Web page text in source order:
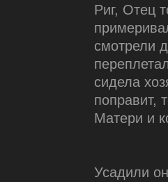
Риг, Отец
смотрели
сидела
поправит,
Матери и
Усадили